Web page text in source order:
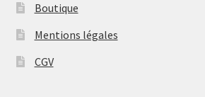
Boutique
Mentions légales
CGV